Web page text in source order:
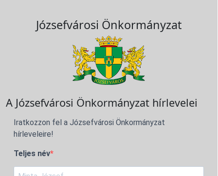
Józsefvárosi Önkormányzat
A Józsefvárosi Önkormányzat hírlevelei
Iratkozzon fel a Józsefvárosi Önkormányzat
hírleveleire!
Teljes név